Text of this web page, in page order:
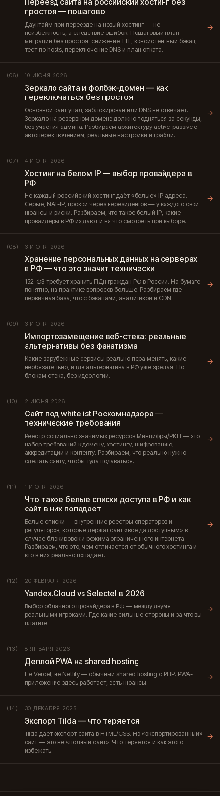
Переезд сайта на российский хостинг без
простоя — пошагово
Даунтайм при переезде на новый хостинг — не
неизбежность, а следствие ошибок. Пошаговый план
миграции без простоя: снижение TTL, консистентный бэкап,
тест по hosts, переключение DNS и план отката.
→
(06) 10 ИЮНЯ 2026
Зеркало сайта и фолбэк-домен — как
переключаться без простоя
Основной сайт упал, заблокирован или DNS не отвечает.
Зеркало на резервном домене должно подняться за секунды,
без участия админа. Разбираем архитектуру active-passive с
автопереключением, реальные настройки и грабли.
→
(07) 4 ИЮНЯ 2026
Хостинг на белом IP — выбор провайдера в
РФ
Не каждый российский хостинг даёт «белые» IP-адреса.
Серые, NAT-IP, прокси через нерезидентов — у каждого свои
нюансы и риски. Разбираем, что такое белый IP, какие
провайдеры в РФ их дают и на что смотреть при выборе.
→
(08) 3 ИЮНЯ 2026
Хранение персональных данных на серверах
в РФ — что это значит технически
152-ФЗ требует хранить ПДн граждан РФ в России. На бумаге
понятно, на практике вопросов больше. Разбираем где
первичная база, что с бэкапами, аналитикой и CDN.
→
(09) 3 ИЮНЯ 2026
Импортозамещение веб-стека: реальные
альтернативы без фанатизма
Какие зарубежные сервисы реально пора менять, какие —
необязательно, и где альтернатива в РФ уже зрелая. По
блокам стека, без идеологии.
→
(10) 2 ИЮНЯ 2026
Сайт под whitelist Роскомнадзора —
технические требования
Реестр социально значимых ресурсов Минцифры/РКН — это
набор требований к домену, хостингу, шифрованию,
аккредитации и контенту. Разбираем, что реально нужно
сделать сайту, чтобы туда подаваться.
→
(11) 1 ИЮНЯ 2026
Что такое белые списки доступа в РФ и как
сайт в них попадает
Белые списки — внутренние реестры операторов и
регуляторов, которые держат сайт «всегда доступным» в
случае блокировок и режима ограниченного интернета.
Разбираем, что это, чем отличается от обычного хостинга и
кто в них реально попадает.
→
(12) 20 ФЕВРАЛЯ 2026
Yandex.Cloud vs Selectel в 2026
Выбор облачного провайдера в РФ — между двумя
реальными игроками. Где какие сильные стороны и за что вы
платите.
→
(13) 8 ЯНВАРЯ 2026
Деплой PWA на shared hosting
Не Vercel, не Netlify — обычный shared hosting с PHP. PWA-
приложение здесь работает, есть нюансы.
→
(14) 30 ДЕКАБРЯ 2025
Экспорт Tilda — что теряется
Tilda даёт экспорт сайта в HTML/CSS. Но «экспортированный»
сайт — это не «полный сайт». Что теряется и как этого
избежать.
→